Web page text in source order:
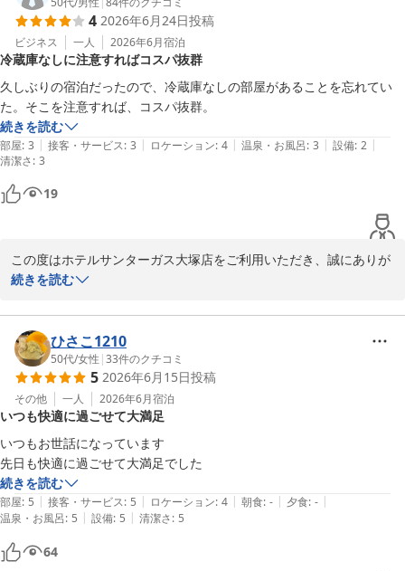
たしました。
いただいたお言葉は、スタッフにとって何よりの励みでございま
す。
今後も変わらず気持ちよくお過ごしいただけるよう、より良いサー
ビスを提供できるよう努めてまいります。
またのご利用をスタッフ一同、心よりお待ち申し上げております。
ホテルサンターガス大塚店
2026-07-03
4 2026年6月24日投稿
ビジネス 一人 2026年6月宿泊
冷蔵庫なしに注意すればコスパ抜群
久しぶりの宿泊だったので、冷蔵庫なしの部屋があることを忘れてい
た。そこを注意すれば、コスパ抜群。
続きを読む
部屋: 3 | 接客・サービス: 3 | ロケーション: 4 | 温泉・お風呂: 3 | 設備: 2 |
清潔さ: 3
19
この度はホテルサンターガス大塚店をご利用いただき、誠にありが
とうございます。
く拝読いたしました。
また、冷蔵庫が設置されておらずご不便をおかけし、申し訳ござい
ません。
冷蔵庫はセミダブルルームおよび別館ダブルルームにのみ設置がご
ざいますが、その他のお部屋をご利用のお客様には、フロントにて
クーラーボックスと保冷剤の貸し出しを行っております。必要な際
はどうぞお気軽にお申し付けくださいませ。
「コスパ抜群」とのお言葉を頂戴し、大変励みになっております。
またのご利用を心よりお待ち申し上げております。
ホテルサンターガス大塚店
続きを読む
ひさこ1210
50代/女性 |33件のクチコミ
5 2026年6月15日投稿
その他 一人 2026年6月宿泊
いつも快適に過ごせて大満足
いつもお世話になっています
続きを読む
部屋: 5 | 接客・サービス: 5 | ロケーション: 4 | 朝食: - | 夕食: - |
温泉・お風呂: 5 | 設備: 5 | 清潔さ: 5
64